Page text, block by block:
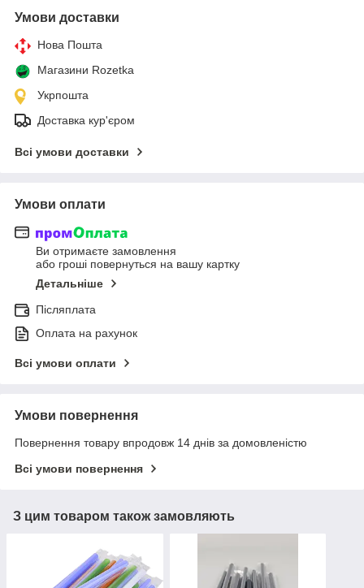
Умови доставки
Нова Пошта
Магазини Rozetka
Укрпошта
Доставка кур'єром
Всі умови доставки
Умови оплати
Ви отримаєте замовлення
або гроші повернуться на вашу картку
Детальніше
Післяплата
Оплата на рахунок
Всі умови оплати
Умови повернення
Повернення товару впродовж 14 днів за домовленістю
Всі умови повернення
З цим товаром також замовляють